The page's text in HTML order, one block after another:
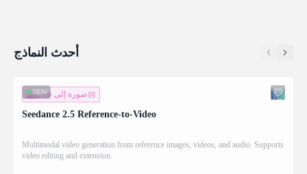
أحدث النماذج
NEW
صورة إلى فيديو
Seedance 2.5 Reference-to-Video
Multimodal video generation from reference images, videos, and audio. Supports
video editing and extension.